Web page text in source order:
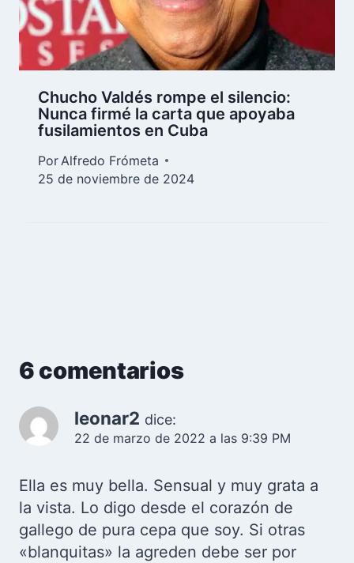
Chucho Valdés rompe el silencio:
Nunca firmé la carta que apoyaba
fusilamientos en Cuba
Por Alfredo Frómeta
25 de noviembre de 2024
6 comentarios
leonar2 dice:
22 de marzo de 2022 a las 9:39 PM
Ella es muy bella. Sensual y muy grata a
la vista. Lo digo desde el corazón de
gallego de pura cepa que soy. Si otras
«blanquitas» la agreden debe ser por